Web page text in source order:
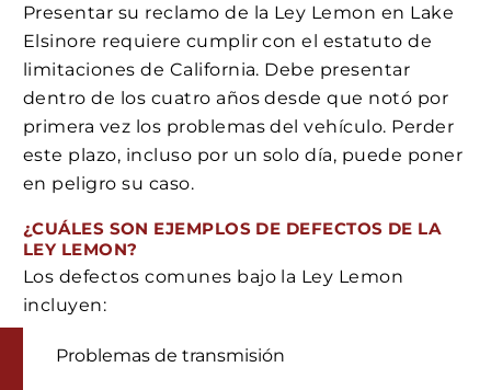
Presentar su reclamo de la Ley Lemon en Lake
Elsinore requiere cumplir con el estatuto de
limitaciones de California. Debe presentar
dentro de los cuatro años desde que notó por
primera vez los problemas del vehículo. Perder
este plazo, incluso por un solo día, puede poner
en peligro su caso.
¿CUÁLES SON EJEMPLOS DE DEFECTOS DE LA
LEY LEMON?
Los defectos comunes bajo la Ley Lemon
incluyen:
Problemas de transmisión